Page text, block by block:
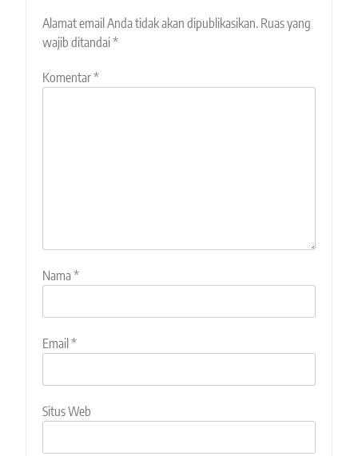
Alamat email Anda tidak akan dipublikasikan. Ruas yang
wajib ditandai*
Komentar*
Nama*
Email *
Situs Web